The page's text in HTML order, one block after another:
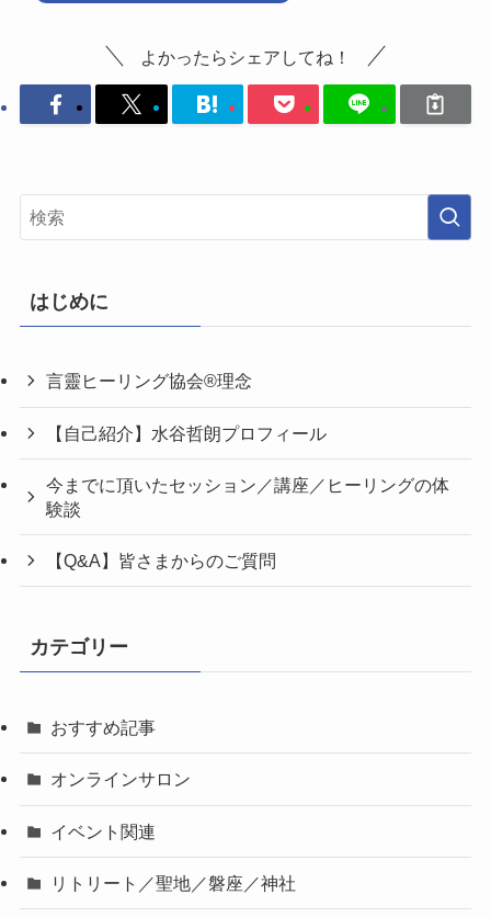
よかったらシェアしてね！
はじめに
言靈ヒーリング協会®理念
【自己紹介】水谷哲朗プロフィール
今までに頂いたセッション／講座／ヒーリングの体
験談
【Q&A】皆さまからのご質問
カテゴリー
おすすめ記事
オンラインサロン
イベント関連
リトリート／聖地／磐座／神社